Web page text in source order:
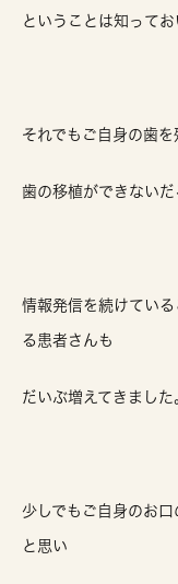
ということは知ってお
それでもご自身の歯を
歯の移植ができないだ
情報発信を続けてい
る患者さんも
だいぶ増えてきました
少しでもご自身のお
と思い